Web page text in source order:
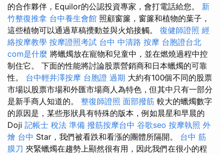
的合作夥伴，Equilor的公認投資專家，會打電話給您。 新
竹整復推拿 台中養生會館 照顧窗簾，窗簾和植物的葉子，
這些植物可以通過草稿攪動並與火焰接觸。 復健師證照 經
絡按摩教學 按摩證照考試 台中 中清路 按摩 台胞證台北
com是什麼 將蠟燭放在寵物和兒童中，並在燃燒過程中控
制住它。 下面的性能將討論股票營銷商和日本蠟燭的可靠
性。 台中輕井澤按摩 台胞證 過期 大約有100個不同的股票
市場以股票市場和外匯市場商人為特色，但其中只有一部分
是新手商人知道的。 整復師證照 面部撥筋 較大的蠟燭數字
的原因是，某些形狀具有特殊的版本，例如晨星和早晨的
Doji 記帳士 稅法 準備 撥筋按摩台中 谷歌seo 按摩執照 外
燴 台中 Star，我們被看跌和看漲的團體所隔開。 台中 筋
膜刀 夾緊蠟燭在趨勢上顯然很有用，因此我們在很小的程